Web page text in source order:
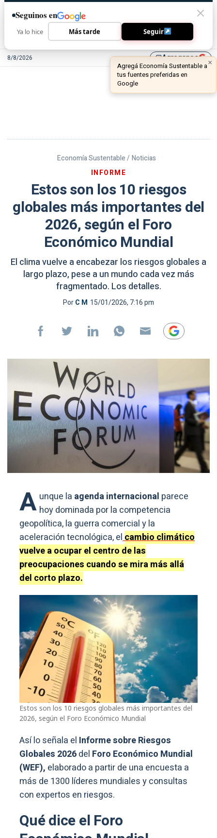
8/8/2026 library_addAgreganos
Economía Sustentable / Noticias
INFORME
Estos son los 10 riesgos
globales más importantes del
2026, según el Foro
Económico Mundial
El clima vuelve a encabezar los riesgos globales a
largo plazo, pese a un mundo cada vez más
fragmentado. Los detalles.
PorC M 15/01/2026, 7:16 pm
A unque la agenda internacional parece
hoy dominada por la competencia
geopolítica, la guerra comercial y la
aceleración tecnológica, elcambio climático
vuelve a ocupar el centro de las
preocupaciones cuando se mira más allá
del corto plazo.
Estos son los 10 riesgos globales más importantes del
2026, según el Foro Económico Mundial
Así lo señala el Informe sobre Riesgos
Globales 2026del Foro Económico Mundial
(WEF), elaborado a partir de una encuesta a
más de 1300 líderes mundiales y consultas
con expertos en riesgos.
Qué dice el Foro
Seguinos en
Ya lo hice Más tarde Seguir